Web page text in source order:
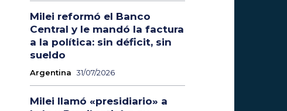
Milei reformó el Banco
Central y le mandó la factura
a la política: sin déficit, sin
sueldo
Argentina 31/07/2026
Milei llamó «presidiario» a